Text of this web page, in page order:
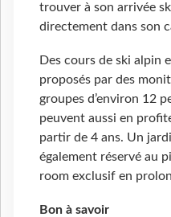
trouver à son arrivée
directement dans son
Des cours de ski alpin
proposés par des
groupes d’environ 12
peuvent aussi en
partir de 4 ans. Un
également réservé au
room exclusif en
Bon à savoir